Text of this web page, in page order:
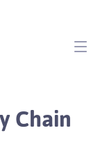
Chain